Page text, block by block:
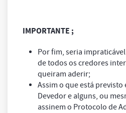
IMPORTANTE ;
Por fim, seria
de todos os credores
queiram aderir;
Assim o que está previsto
Devedor e alguns, ou
assinem o Protocolo de